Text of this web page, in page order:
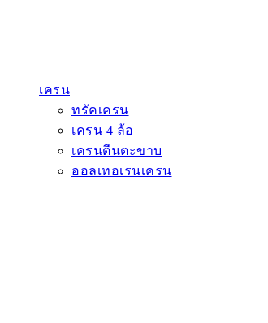
เครน
ทรัคเครน
เครน 4 ล้อ
เครนตีนตะขาบ
ออลเทอเรนเครน